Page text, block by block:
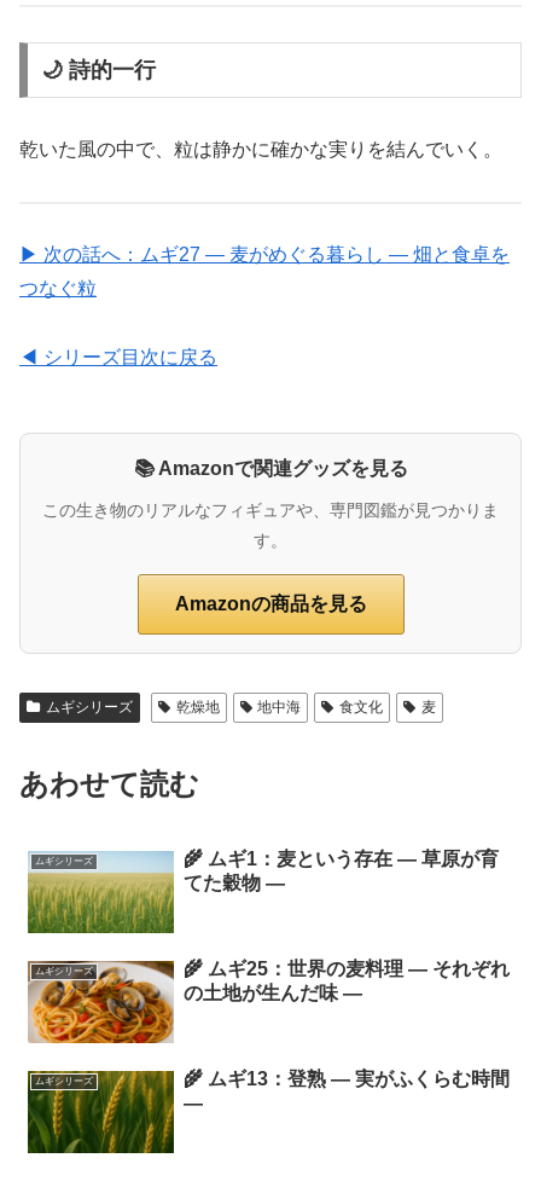
🌙 詩的一行
乾いた風の中で、粒は静かに確かな実りを結んでいく。
▶ 次の話へ：ムギ27 ― 麦がめぐる暮らし ― 畑と食卓を
つなぐ粒
◀ シリーズ目次に戻る
📚 Amazonで関連グッズを見る
この生き物のリアルなフィギュアや、専門図鑑が見つかりま
す。
Amazonの商品を見る
ムギシリーズ 乾燥地 地中海 食文化 麦
あわせて読む
ムギシリーズ
🌾 ムギ1：麦という存在 ― 草原が育
てた穀物 ―
ムギシリーズ
🌾 ムギ25：世界の麦料理 ― それぞれ
の土地が生んだ味 ―
ムギシリーズ
🌾 ムギ13：登熟 ― 実がふくらむ時間
―